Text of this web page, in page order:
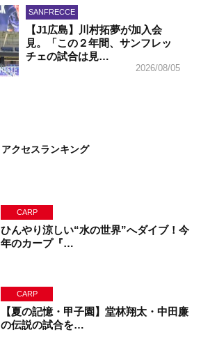
SANFRECCE
【J1広島】川村拓夢が加入会
見。「この２年間、サンフレッ
チェの試合は見…
2026/08/05
アクセスランキング
CARP
ひんやり涼しい“水の世界”へダイブ！今
年のカープ『…
CARP
【夏の記憶・甲子園】堂林翔太・中田廉
の伝説の試合を…